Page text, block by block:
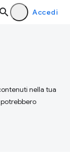
Accedi
nella tua